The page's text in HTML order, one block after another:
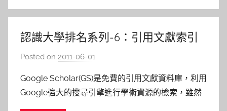
l
認識大學排名系列-6：引用文獻索引
資料庫-Google Scholar
Posted on 2011-06-01
s
h
Google Scholar(GS)是免費的引用文獻資料庫，利用
Google強大的搜尋引擎進行學術資源的檢索，雖然